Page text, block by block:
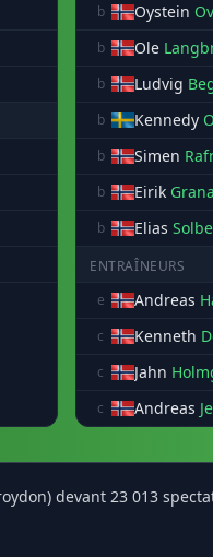
b
Oystein
b Ole
b Ludvig
b Kennedy
b Simen
b Eirik
b Elias
ENTRAÎNEURS
e
Andreas
c Kenneth
c Jahn
c Andreas
devant 23 013